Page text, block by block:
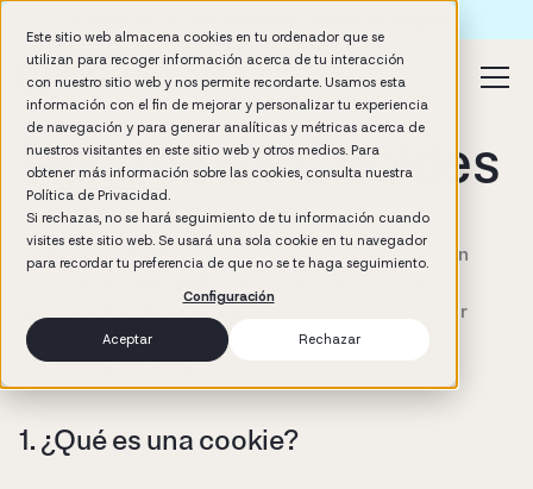
Este sitio web almacena cookies en tu ordenador que se
utilizan para recoger información acerca de tu interacción
con nuestro sitio web y nos permite recordarte. Usamos esta
información con el fin de mejorar y personalizar tu experiencia
de navegación y para generar analíticas y métricas acerca de
nuestros visitantes en este sitio web y otros medios. Para
obtener más información sobre las cookies, consulta nuestra
Política de Privacidad.
Si rechazas, no se hará seguimiento de tu información cuando
visites este sitio web. Se usará una sola cookie en tu navegador
para recordar tu preferencia de que no se te haga seguimiento.
Configuración
Aceptar Rechazar
Política de Cookies
En el presente Sitio Web,www.freshpeople.team
(en
herramientas de seguimiento y rastreo para recabar
información acerca del uso que los/as usuarios/as
realizan del Sitio Web.
1. ¿Qué es una cookie?